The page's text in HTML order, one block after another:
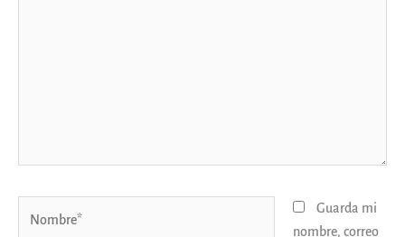
Guarda mi
nombre, correo